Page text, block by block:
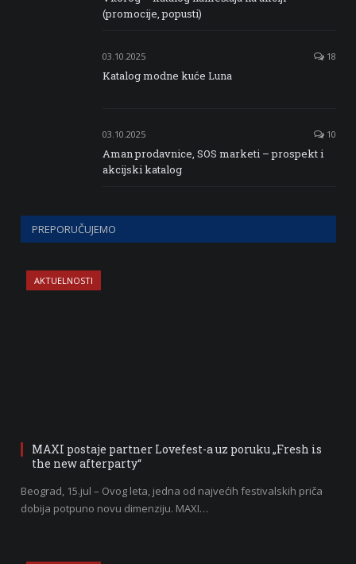
(promocije, popusti)
03.10.2025 18
Katalog modne kuće Luna
03.10.2025 10
Aman prodavnice, SOS marketi – prospekt i
akcijski katalog
PREPORUČUJEMO
AKTUELNOSTI
MAXI postaje partner Lovefest-a uz poruku „Fresh is
the new afterparty“
Beograd, 15.jul – Ovog leta, jedna od najvećih festivalskih priča
dobija potpuno novu dimenziju. MAXI…